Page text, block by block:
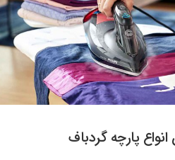
پارچه گردباف